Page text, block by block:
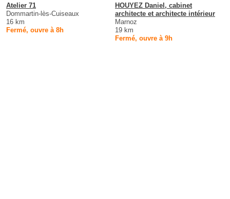
Atelier 71
Dommartin-lès-Cuiseaux
16 km
Fermé, ouvre à 8h
HOUYEZ Daniel, cabinet
architecte et architecte intérieur
Marnoz
19 km
Fermé, ouvre à 9h